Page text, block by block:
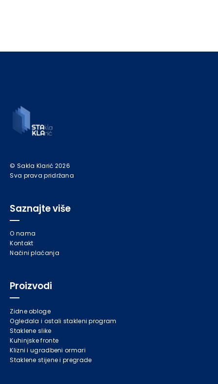
© Sakla Klarić 2026
Sva prava pridržana
Saznajte više
O nama
Kontakt
Načini plaćanja
Proizvodi
Zidne obloge
Ogledala i ostali stakleni program
Staklene slike
Kuhinjske fronte
Klizni i ugradbeni ormari
Staklene stijene i pregrade